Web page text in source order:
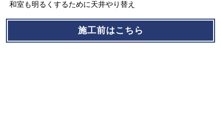
和室も明るくするために天井やり替え
施工前はこちら